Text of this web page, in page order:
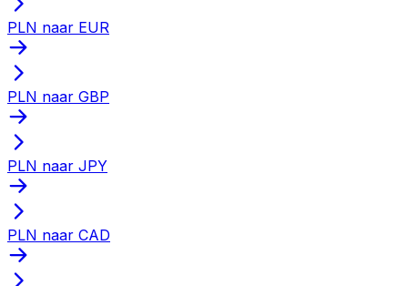
PLN naar EUR
PLN naar GBP
PLN naar JPY
PLN naar CAD